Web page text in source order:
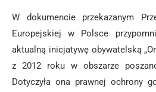
W dokumencie przekazanym
Europejskiej w Polsce
aktualną inicjatywę obywatelską
z 2012 roku w obszarze
Dotyczyła ona prawnej ochrony